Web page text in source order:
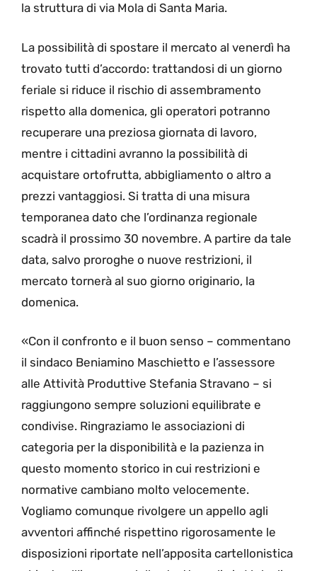
la struttura di via Mola di Santa Maria.
La possibilità di spostare il mercato al venerdì ha
trovato tutti d’accordo: trattandosi di un giorno
feriale si riduce il rischio di assembramento
rispetto alla domenica, gli operatori potranno
recuperare una preziosa giornata di lavoro,
mentre i cittadini avranno la possibilità di
acquistare ortofrutta, abbigliamento o altro a
prezzi vantaggiosi. Si tratta di una misura
temporanea dato che l’ordinanza regionale
scadrà il prossimo 30 novembre. A partire da tale
data, salvo proroghe o nuove restrizioni, il
mercato tornerà al suo giorno originario, la
domenica.
«Con il confronto e il buon senso – commentano
il sindaco Beniamino Maschietto e l’assessore
alle Attività Produttive Stefania Stravano – si
raggiungono sempre soluzioni equilibrate e
condivise. Ringraziamo le associazioni di
categoria per la disponibilità e la pazienza in
questo momento storico in cui restrizioni e
normative cambiano molto velocemente.
Vogliamo comunque rivolgere un appello agli
avventori affinché rispettino rigorosamente le
disposizioni riportate nell’apposita cartellonistica